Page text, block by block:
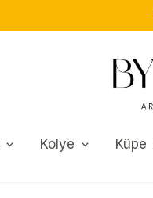
Kolye Küpe